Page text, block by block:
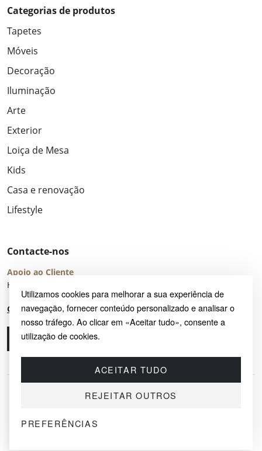
Utilizamos cookies para melhorar a sua experiência de
navegação, fornecer conteúdo personalizado e analisar o
nosso tráfego. Ao clicar em «Aceitar tudo», consente a
utilização de cookies.
ACEITAR TUDO
REJEITAR OUTROS
PREFERÊNCIAS
Categorias de produtos
Tapetes
Móveis
Decoração
Iluminação
Arte
Exterior
Loiça de Mesa
Kids
Casa e renovação
Lifestyle
Contacte-nos
Apoio ao Cliente
Horário de Atendimento: seg – sex 8:00 – 16:00 (UTC+2)
Centro de Ajuda
Ligue-nos
© 2026 SAYRUG OÜ · KESKLINNA LINNAOSA, AHTRI TN 12, 10151, TALLINN,